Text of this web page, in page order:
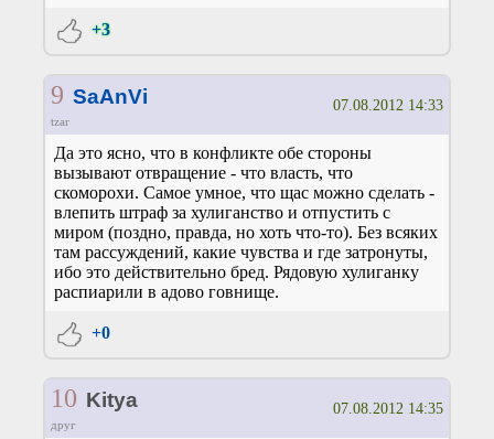
+3
9 SaAnVi
tzar
07.08.2012 14:33
Да это ясно, что в конфликте обе стороны
вызывают отвращение - что власть, что
скоморохи. Самое умное, что щас можно сделать -
влепить штраф за хулиганство и отпустить с
миром (поздно, правда, но хоть что-то). Без всяких
там рассуждений, какие чувства и где затронуты,
ибо это действительно бред. Рядовую хулиганку
распиарили в адово говнище.
+0
10 Kitya
друг
07.08.2012 14:35